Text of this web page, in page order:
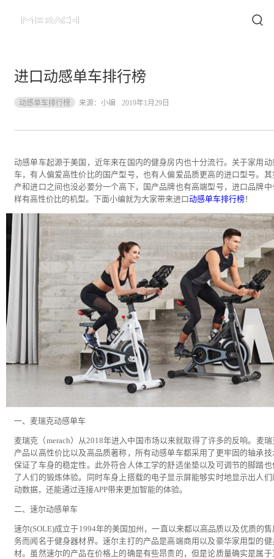
进口动感单车排行榜
动感单车排行榜 来源： 小编 2019年1月29日
动感单车起源于美国，近年来在国内的健身房内也十分流行。关于家用动
车，有人偏爱高性价比的国产型号，也有人偏爱品质更高的进口型号。其
产和进口之间也没必要分一个高下，国产品牌也有高端型号，进口品牌中
样有高性价比的机型。下面小编就为大家带来进口动感单车排行榜！
一、麦瑞克动感单车
麦瑞克（merach）从2018年进入中国市场以来就取得了许多的反响。麦瑞
产品以高性价比以及高品质著称，所有动感单车都采用了更牢固的轴承技
保证了车身的稳定性。此外符合人体工学的舒适坐垫以及可调节的脚踏也
了人们的锻炼体验。同时车身上搭载的电子显示屏能够实时地显示出人们
动数据，还能通过连接APP带来更加智能的体验。
二、速尔动感单车
速尔(SOLE)成立于1994年的美国加州，一直以来都以高品质以及优质的售
务而闻名于健身器材界。速尔主打的产品是高端商用以及豪华家用型的健
材。虽然速尔的产品在价格上的确是有些昂贵的，但是论质量确实是属于